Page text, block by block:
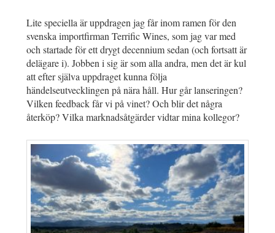
Lite speciella är uppdragen jag får inom ramen för den
svenska importfirman Terrific Wines, som jag var med
och startade för ett drygt decennium sedan (och fortsatt är
delägare i). Jobben i sig är som alla andra, men det är kul
att efter själva uppdraget kunna följa
händelseutvecklingen på nära håll. Hur går lanseringen?
Vilken feedback får vi på vinet? Och blir det några
återköp? Vilka marknadsåtgärder vidtar mina kollegor?